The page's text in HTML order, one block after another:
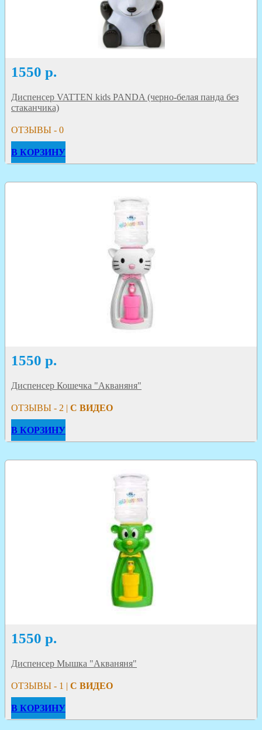
1550 р.
Диспенсер VATTEN kids PANDA (черно-белая панда без
стаканчика)
ОТЗЫВЫ - 0
В КОРЗИНУ
1550 р.
Диспенсер Кошечка "Акваняня"
ОТЗЫВЫ - 2 | С ВИДЕО
В КОРЗИНУ
1550 р.
Диспенсер Мышка "Акваняня"
ОТЗЫВЫ - 1 | С ВИДЕО
В КОРЗИНУ